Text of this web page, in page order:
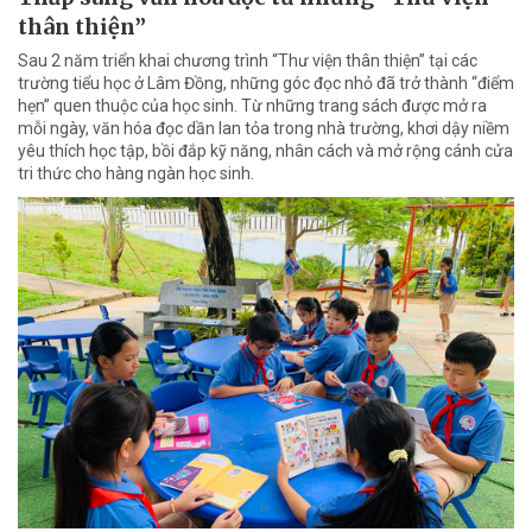
thân thiện”
Sau 2 năm triển khai chương trình “Thư viện thân thiện” tại các
trường tiểu học ở Lâm Đồng, những góc đọc nhỏ đã trở thành “điểm
hẹn” quen thuộc của học sinh. Từ những trang sách được mở ra
mỗi ngày, văn hóa đọc dần lan tỏa trong nhà trường, khơi dậy niềm
yêu thích học tập, bồi đắp kỹ năng, nhân cách và mở rộng cánh cửa
tri thức cho hàng ngàn học sinh.